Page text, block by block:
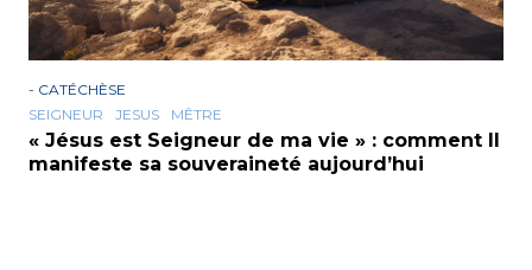
- CATÉCHÈSE
SEIGNEUR
JESUS MÊTRE
« Jésus est Seigneur de ma vie » : comment Il
manifeste sa souveraineté aujourd’hui